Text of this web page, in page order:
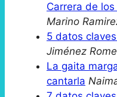
Carrera de
Marino
5 datos
Jiménez
La gaita
cantarla